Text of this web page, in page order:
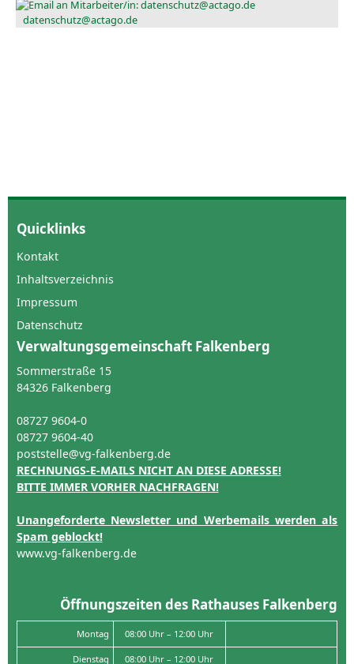
datenschutz@actago.de
Quicklinks
Kontakt
Inhaltsverzeichnis
Impressum
Datenschutz
Verwaltungsgemeinschaft Falkenberg
Sommerstraße 15
84326 Falkenberg
08727 9604-0
08727 9604-40
poststelle@vg-falkenberg.de
RECHNUNGS-E-MAILS NICHT AN DIESE ADRESSE!
BITTE IMMER VORHER NACHFRAGEN!
Unangeforderte Newsletter und Werbemails werden als
Spam geblockt!
www.vg-falkenberg.de
Öffnungszeiten des Rathauses Falkenberg
Montag 08:00 Uhr – 12:00 Uhr
Dienstag 08:00 Uhr – 12:00 Uhr